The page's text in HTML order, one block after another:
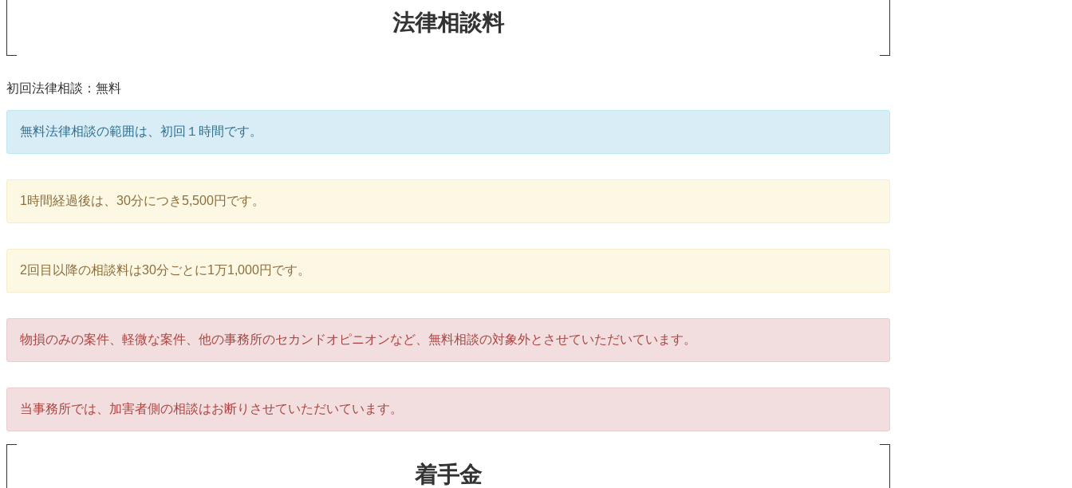
法律相談料
初回法律相談：無料
無料法律相談の範囲は、初回１時間です。
1時間経過後は、30分につき5,500円です。
2回目以降の相談料は30分ごとに1万1,000円です。
物損のみの案件、軽微な案件、他の事務所のセカンドオピニオンなど、無料相談の対象外とさせていただいています。
当事務所では、加害者側の相談はお断りさせていただいています。
着手金